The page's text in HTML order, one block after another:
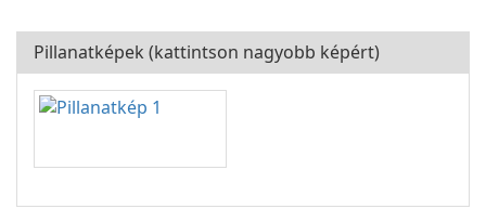
Pillanatképek (kattintson nagyobb képért)